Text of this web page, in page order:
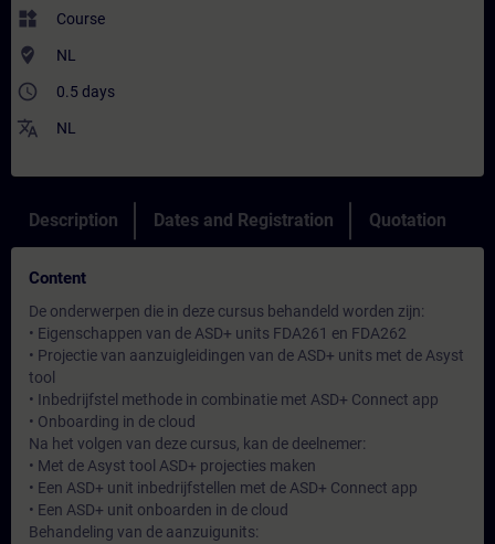
widgets Course
where_to_vote NL
access_time 0.5 days
translate NL
Description Dates and Registration Quotation
Content
De onderwerpen die in deze cursus behandeld worden zijn:
• Eigenschappen van de ASD+ units FDA261 en FDA262
• Projectie van aanzuigleidingen van de ASD+ units met de Asyst
tool
• Inbedrijfstel methode in combinatie met ASD+ Connect app
• Onboarding in de cloud
Na het volgen van deze cursus, kan de deelnemer:
• Met de Asyst tool ASD+ projecties maken
• Een ASD+ unit inbedrijfstellen met de ASD+ Connect app
• Een ASD+ unit onboarden in de cloud
Behandeling van de aanzuigunits: